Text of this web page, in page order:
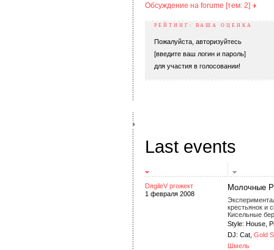
Обсуждение на forumе [тем: 2]
РЕЙТИНГ: ВАША ОЦЕНКА
Пожалуйста, авторизуйтесь
[введите ваш логин и пароль]
для участия в голосовании!
Last events
DяgileV proжект
1 февраля 2008
Молочные
крестьянок и
Кисельные
Style: House,
DJ: Cat, Gold
Шмель